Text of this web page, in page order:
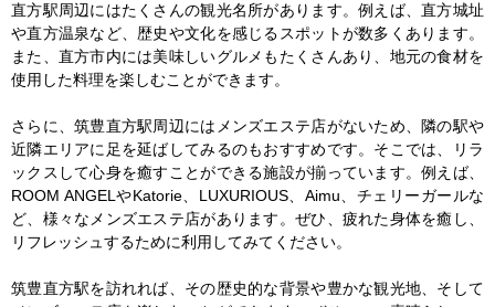
直方駅周辺にはたくさんの観光名所があります。例えば、直方城址
や直方温泉など、歴史や文化を感じるスポットが数多くあります。
また、直方市内には美味しいグルメもたくさんあり、地元の食材を
使用した料理を楽しむことができます。
さらに、筑豊直方駅周辺にはメンズエステ店がないため、隣の駅や
近隣エリアに足を延ばしてみるのもおすすめです。そこでは、リラ
ックスして心身を癒すことができる施設が揃っています。例えば、
ROOM ANGELやKatorie、LUXURIOUS、Aimu、チェリーガールな
ど、様々なメンズエステ店があります。ぜひ、疲れた身体を癒し、
リフレッシュするために利用してみてください。
筑豊直方駅を訪れれば、その歴史的な背景や豊かな観光地、そして